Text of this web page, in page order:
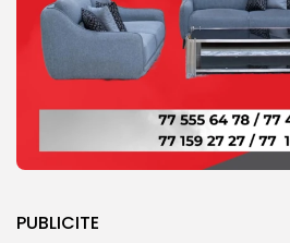
PUBLICITE